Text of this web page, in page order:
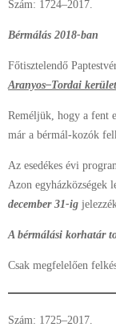
Szám: 1724–2017.
Bérmálás 2018-ban
Főtisztelendő
Aranyos–Tordai
Reméljük, hogy a fent
már a bérmál-kozók
Az esedékes évi
Azon egyházközségek
december 31-ig
A bérmálási korhatár
Csak megfelelően
Szám: 1725–2017.